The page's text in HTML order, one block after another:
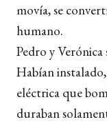
movía, se
humano.
Pedro y
Habían
eléctrica que
duraban